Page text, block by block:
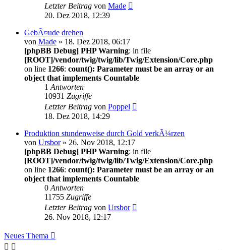
Letzter Beitrag von Made
20. Dez 2018, 12:39
GebÃ¤ude drehen
von Made » 18. Dez 2018, 06:17
[phpBB Debug] PHP Warning: in file
[ROOT]/vendor/twig/twig/lib/Twig/Extension/Core.php
on line 1266: count(): Parameter must be an array or an
object that implements Countable
1 Antworten
10931 Zugriffe
Letzter Beitrag von Poppel
18. Dez 2018, 14:29
Produktion stundenweise durch Gold verkÃ¼rzen
von Ursbor» 26. Nov 2018, 12:17
[phpBB Debug] PHP Warning: in file
[ROOT]/vendor/twig/twig/lib/Twig/Extension/Core.php
on line 1266: count(): Parameter must be an array or an
object that implements Countable
0 Antworten
11755 Zugriffe
Letzter Beitrag von Ursbor
26. Nov 2018, 12:17
Neues Thema